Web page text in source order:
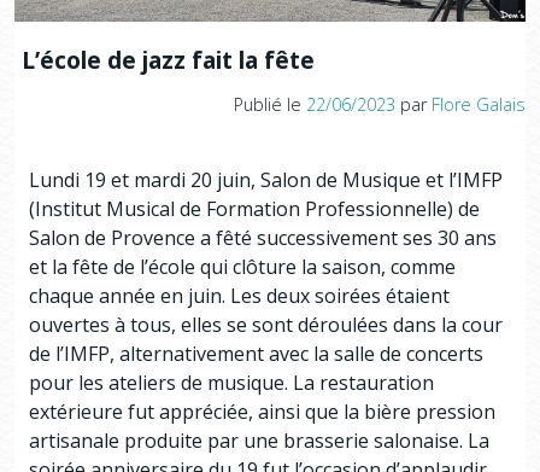
L’école de jazz fait la fête
Publié le 22/06/2023 par Flore Galais
Lundi 19 et mardi 20 juin, Salon de Musique et l’IMFP
(Institut Musical de Formation Professionnelle) de
Salon de Provence a fêté successivement ses 30 ans
et la fête de l’école qui clôture la saison, comme
chaque année en juin. Les deux soirées étaient
ouvertes à tous, elles se sont déroulées dans la cour
de l’IMFP, alternativement avec la salle de concerts
pour les ateliers de musique. La restauration
extérieure fut appréciée, ainsi que la bière pression
artisanale produite par une brasserie salonaise. La